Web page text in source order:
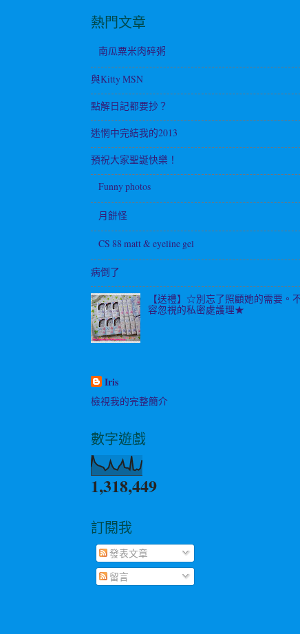
熱門文章
南瓜粟米肉碎粥
與Kitty MSN
點解日記都要抄？
迷惘中完結我的2013
預祝大家聖誕快樂！
Funny photos
月餅怪
CS 88 matt & eyeline gel
病倒了
【送禮】☆別忘了照顧她的需要。
容忽視的私密處護理★
Iris
檢視我的完整簡介
數字遊戲
1,318,449
訂閱我
發表文章
留言